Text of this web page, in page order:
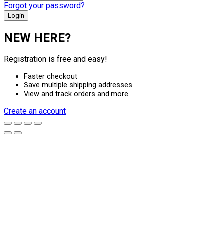
Forgot your password?
NEW HERE?
Registration is free and easy!
Faster checkout
Save multiple shipping addresses
View and track orders and more
Create an account